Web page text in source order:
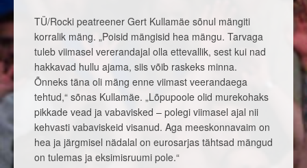
TÜ/Rocki peatreener Gert Kullamäe sõnul mängiti
korralik mäng. „Poisid mängisid hea mängu. Tarvaga
tuleb viimasel vererandajal olla ettevallik, sest kui nad
hakkavad hullu ajama, siis võib raskeks minna.
Õnneks täna oli mäng enne viimast veerandaega
tehtud,“ sõnas Kullamäe. „Lõpupoole olid murekohaks
pikkade vead ja vabavisked – polegi viimasel ajal nii
kehvasti vabaviskeid visanud. Aga meeskonnavaim on
hea ja järgmisel nädalal on eurosarjas tähtsad mängud
on tulemas ja eksimisruumi pole.“